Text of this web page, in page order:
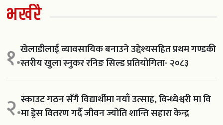
भर्खरै
१.खेलाडीलाई व्यावसायिक बनाउने उद्देश्यसहित प्रथम गण्डकी
स्तरीय खुला स्नुकर रनिङ सिल्ड प्रतियोगिता- २०८३
२.स्काउट गठन सँगै विद्यार्थीमा नयाँ उत्साह, विन्ध्येश्वरी मा वि
मा ड्रेस वितरण गर्दै जीवन ज्योति शान्ति सहारा केन्द्र